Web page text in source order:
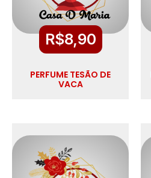
R$8,90
PERFUME TESÃO DE
VACA